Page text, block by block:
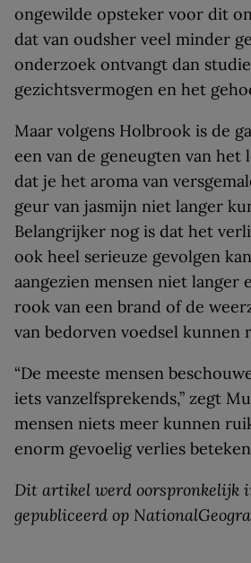
ongewilde opsteker voor dit
dat van oudsher veel minder
onderzoek ontvangt dan
gezichtsvermogen en het
Maar volgens Holbrook is de
een van de geneugten van het
dat je het aroma van
geur van jasmijn niet langer
Belangrijker nog is dat het
ook heel serieuze gevolgen
aangezien mensen niet langer
rook van een brand of de
van bedorven voedsel kunnen
“De meeste mensen
iets vanzelfsprekends,” zegt
mensen niets meer kunnen
enorm gevoelig verlies
Dit artikel werd oorspronkelijk
gepubliceerd op